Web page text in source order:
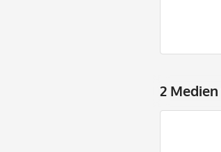
2 Medien